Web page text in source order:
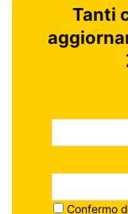
Tanti
Confermo